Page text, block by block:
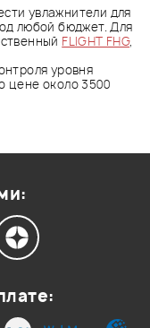
увлажнители для
любой бюджет. Для
FLIGHT FHG,
уровня
цене около 3500